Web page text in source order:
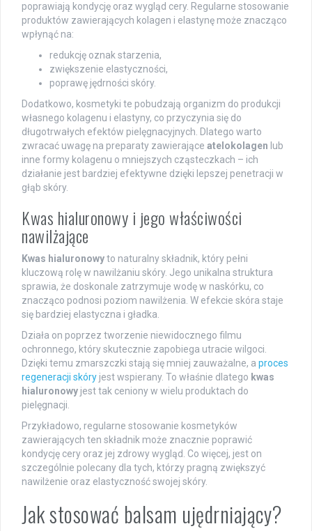
poprawiają kondycję oraz wygląd cery. Regularne stosowanie
produktów zawierających kolagen i elastynę może znacząco
wpłynąć na:
redukcję oznak starzenia,
zwiększenie elastyczności,
poprawę jędrności skóry.
Dodatkowo, kosmetyki te pobudzają organizm do produkcji
własnego kolagenu i elastyny, co przyczynia się do
długotrwałych efektów pielęgnacyjnych. Dlatego warto
zwracać uwagę na preparaty zawierające atelokolagen lub
inne formy kolagenu o mniejszych cząsteczkach – ich
działanie jest bardziej efektywne dzięki lepszej penetracji w
głąb skóry.
Kwas hialuronowy i jego właściwości
nawilżające
Kwas hialuronowyto naturalny składnik, który pełni
kluczową rolę w nawilżaniu skóry. Jego unikalna struktura
sprawia, że doskonale zatrzymuje wodę w naskórku, co
znacząco podnosi poziom nawilżenia. W efekcie skóra staje
się bardziej elastyczna i gładka.
Działa on poprzez tworzenie niewidocznego filmu
ochronnego, który skutecznie zapobiega utracie wilgoci.
Dzięki temu zmarszczki stają się mniej zauważalne, a proces
regeneracji skóry jest wspierany. To właśnie dlatego kwas
hialuronowy jest tak ceniony w wielu produktach do
pielęgnacji.
Przykładowo, regularne stosowanie kosmetyków
zawierających ten składnik może znacznie poprawić
kondycję cery oraz jej zdrowy wygląd. Co więcej, jest on
szczególnie polecany dla tych, którzy pragną zwiększyć
nawilżenie oraz elastyczność swojej skóry.
Jak stosować balsam ujędrniający?